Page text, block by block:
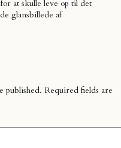
at skulle leve op til det
glansbillede af
published. Required fields are